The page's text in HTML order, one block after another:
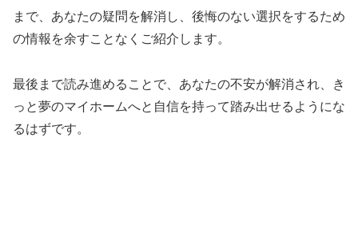
まで、あなたの疑問を解消し、後悔のない選択をするため
の情報を余すことなくご紹介します。
最後まで読み進めることで、あなたの不安が解消され、き
っと夢のマイホームへと自信を持って踏み出せるようにな
るはずです。